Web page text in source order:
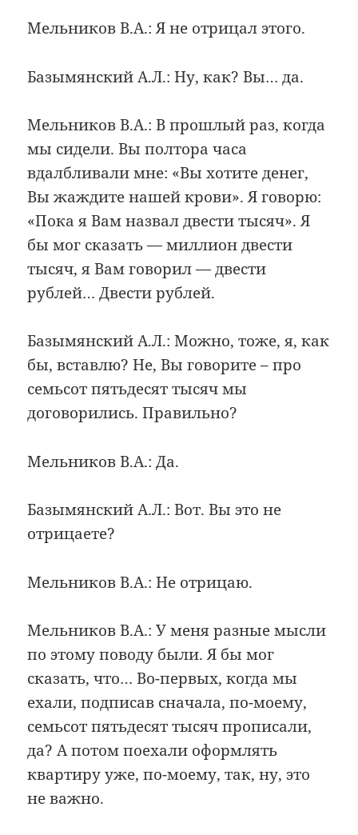
Мельников В.А.: Я не отрицал этого.
Базымянский А.Л.: Ну, как? Вы… да.
Мельников В.А.: В прошлый раз, когда
мы сидели. Вы полтора часа
вдалбливали мне: «Вы хотите денег,
Вы жаждите нашей крови». Я говорю:
«Пока я Вам назвал двести тысяч». Я
бы мог сказать — миллион двести
тысяч, я Вам говорил — двести
рублей… Двести рублей.
Базымянский А.Л.: Можно, тоже, я, как
бы, вставлю? Не, Вы говорите – про
семьсот пятьдесят тысяч мы
договорились. Правильно?
Мельников В.А.: Да.
Базымянский А.Л.: Вот. Вы это не
отрицаете?
Мельников В.А.: Не отрицаю.
Мельников В.А.: У меня разные мысли
по этому поводу были. Я бы мог
сказать, что… Во-первых, когда мы
ехали, подписав сначала, по-моему,
семьсот пятьдесят тысяч прописали,
да? А потом поехали оформлять
квартиру уже, по-моему, так, ну, это
не важно.